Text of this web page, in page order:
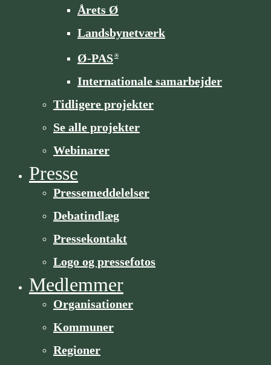
Årets Ø
Landsbynetværk
Ø-PAS®
Internationale samarbejder
Tidligere projekter
Se alle projekter
Webinarer
Presse
Pressemeddelelser
Debatindlæg
Pressekontakt
Logo og pressefotos
Medlemmer
Organisa­­tioner
Kommuner
Regioner